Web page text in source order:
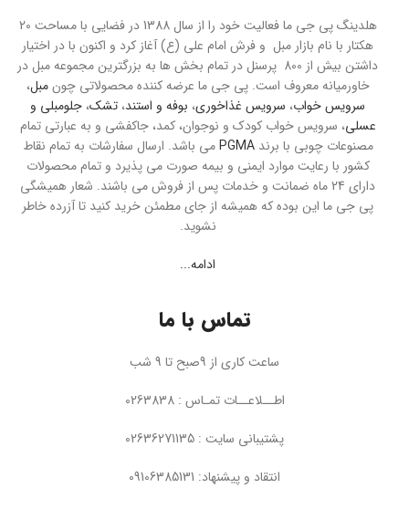
هلدینگ پی جی ما فعالیت خود را از سال 1388 در فضایی با مساحت 20
هکتار با نام بازار مبل و فرش امام علی (ع) آغاز کرد و اکنون با در اختیار
داشتن بیش از 800 پرسنل در تمام بخش ها به بزرگترین مجموعه مبل در
خاورمیانه معروف است. پی جی ما عرضه کننده محصولاتی چونمبل،
سرویس خواب، سرویس غذاخوری، بوفه و استند، تشک، جلومبلی و
عسلی، سرویس خواب کودک و نوجوان، کمد، جاکفشی و به عبارتی تمام
مصنوعات چوبی با برندPGMAمی باشد. ارسال سفارشات به تمام نقاط
کشور با رعایت موارد ایمنی و بیمه صورت می پذیرد و تمام محصولات
دارای 24 ماه ضمانت و خدمات پس از فروش می باشند. شعار همیشگی
پی جی ما این بوده که همیشه از جای مطمئن خرید کنید تا آزرده خاطر
نشوید.
ادامه...
تماس با ما
ساعت کاری از 9صبح تا 9 شب
اطــلاعــات تمـاس : 0263838
پشتیبانی سایت : 02636271135
انتقاد و پیشنهاد: 09106385131